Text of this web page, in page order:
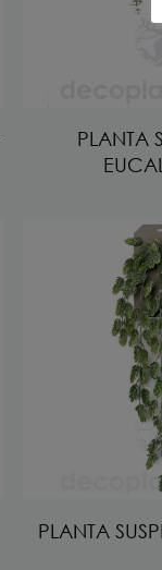
PLANTA
PLANTA